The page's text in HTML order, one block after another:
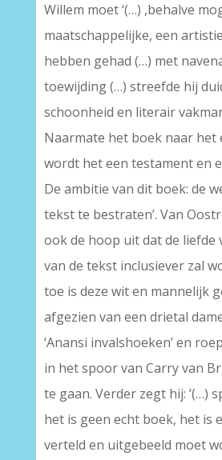
Willem moet ‘(…) ,behalve
maatschappelijke, een
hebben gehad (…) met
toewijding (…) streefde hij
schoonheid en literair
Naarmate het boek naar het
wordt het een testament en
De ambitie van dit boek: de
tekst te bestraten’. Van
ook de hoop uit dat de liefde
van de tekst inclusiever zal
toe is deze wit en mannelijk
afgezien van een drietal
‘Anansi invalshoeken’ en
in het spoor van Carry van
te gaan. Verder zegt hij: ’(…)
het is geen echt boek, het is
verteld en uitgebeeld moet